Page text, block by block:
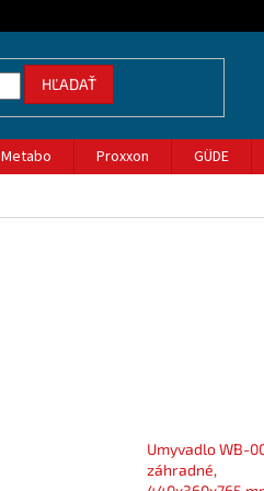
HĽADAŤ
Metabo Proxxon GÜDE
Umyvadlo WB-
záhradné,